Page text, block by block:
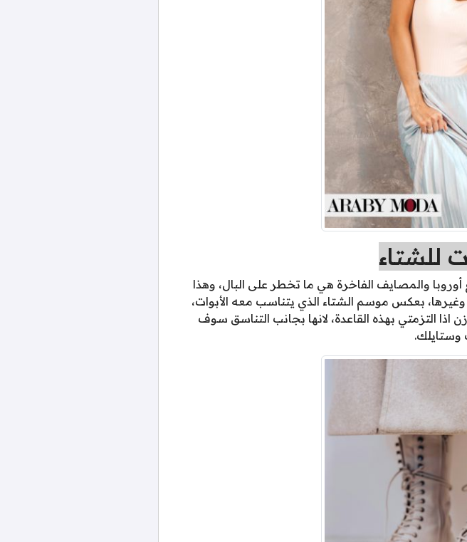
للشتاء
أوروبا والمصايف الفاخرة هي ما تخطر على البال، وهذا
بعكس موسم الشتاء الذي يتناسب معه الأبوات،
اذا التزمتي بهذه القاعدة، لانها بجانب التناسق سوف
وستايلك.